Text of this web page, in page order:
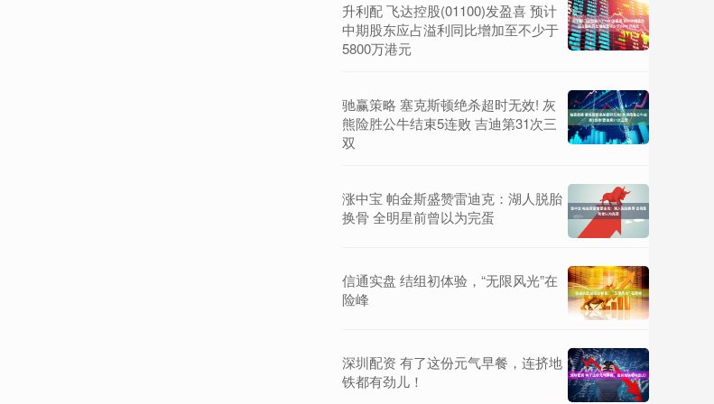
升利配 飞达控股(01100)发盈喜 预计
中期股东应占溢利同比增加至不少于
5800万港元
驰赢策略 塞克斯顿绝杀超时无效! 灰
熊险胜公牛结束5连败 吉迪第31次三
双
涨中宝 帕金斯盛赞雷迪克：湖人脱胎
换骨 全明星前曾以为完蛋
信通实盘 结组初体验，“无限风光”在
险峰
深圳配资 有了这份元气早餐，连挤地
铁都有劲儿！